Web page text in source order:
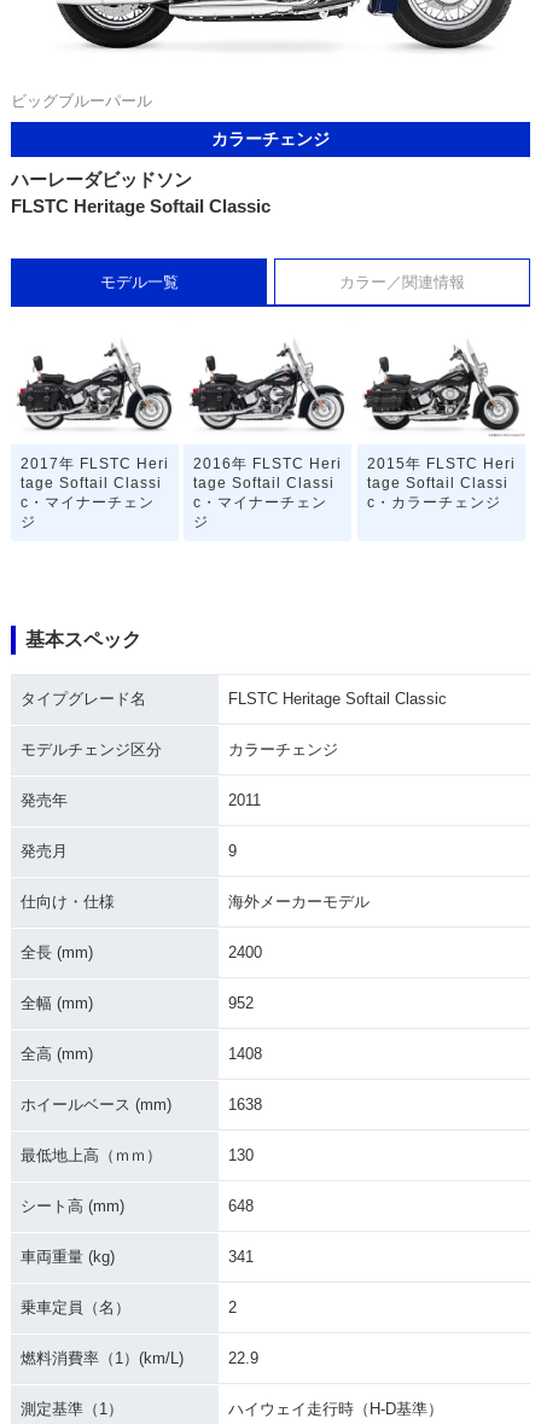
ビッグブルーパール
カラーチェンジ
ハーレーダビッドソン
FLSTC Heritage Softail Classic
モデル一覧 カラー／関連情報
2017年 FLSTC Heri
tage Softail Classi
c・マイナーチェン
ジ
2016年 FLSTC Heri
tage Softail Classi
c・マイナーチェン
ジ
2015年 FLSTC Heri
tage Softail Classi
c・カラーチェンジ
2014年 FLSTC Heri
c
2013年 FLSTC Heri
c 110th Anniversar
2013年 FLSTC Heri
2012年 FLSTC Heri
c・カラーチェンジ
tage Softail Classi
tage Softail Classi
2006年 FLSTCI Her
2006年 FLSTC Heri
2005年 FLSTCI Her
基本スペック
タイプグレード名 FLSTC Heritage Softail Classic
モデルチェンジ区分 カラーチェンジ
発売年 2011
発売月 9
仕向け・仕様 海外メーカーモデル
全長 (mm) 2400
全幅 (mm) 952
全高 (mm) 1408
ホイールベース (mm) 1638
最低地上高（ｍｍ） 130
シート高 (mm) 648
車両重量 (kg) 341
乗車定員（名） 2
燃料消費率（1）(km/L) 22.9
測定基準（1） ハイウェイ走行時（H-D基準）